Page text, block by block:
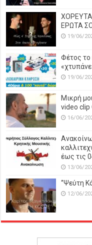
ΕΡΩΤΑ
19/06/
Φέτος το
19/06/
Μικρή
video
16/06/
έως τις
13/06/
‘’Ψεύτη
12/06/